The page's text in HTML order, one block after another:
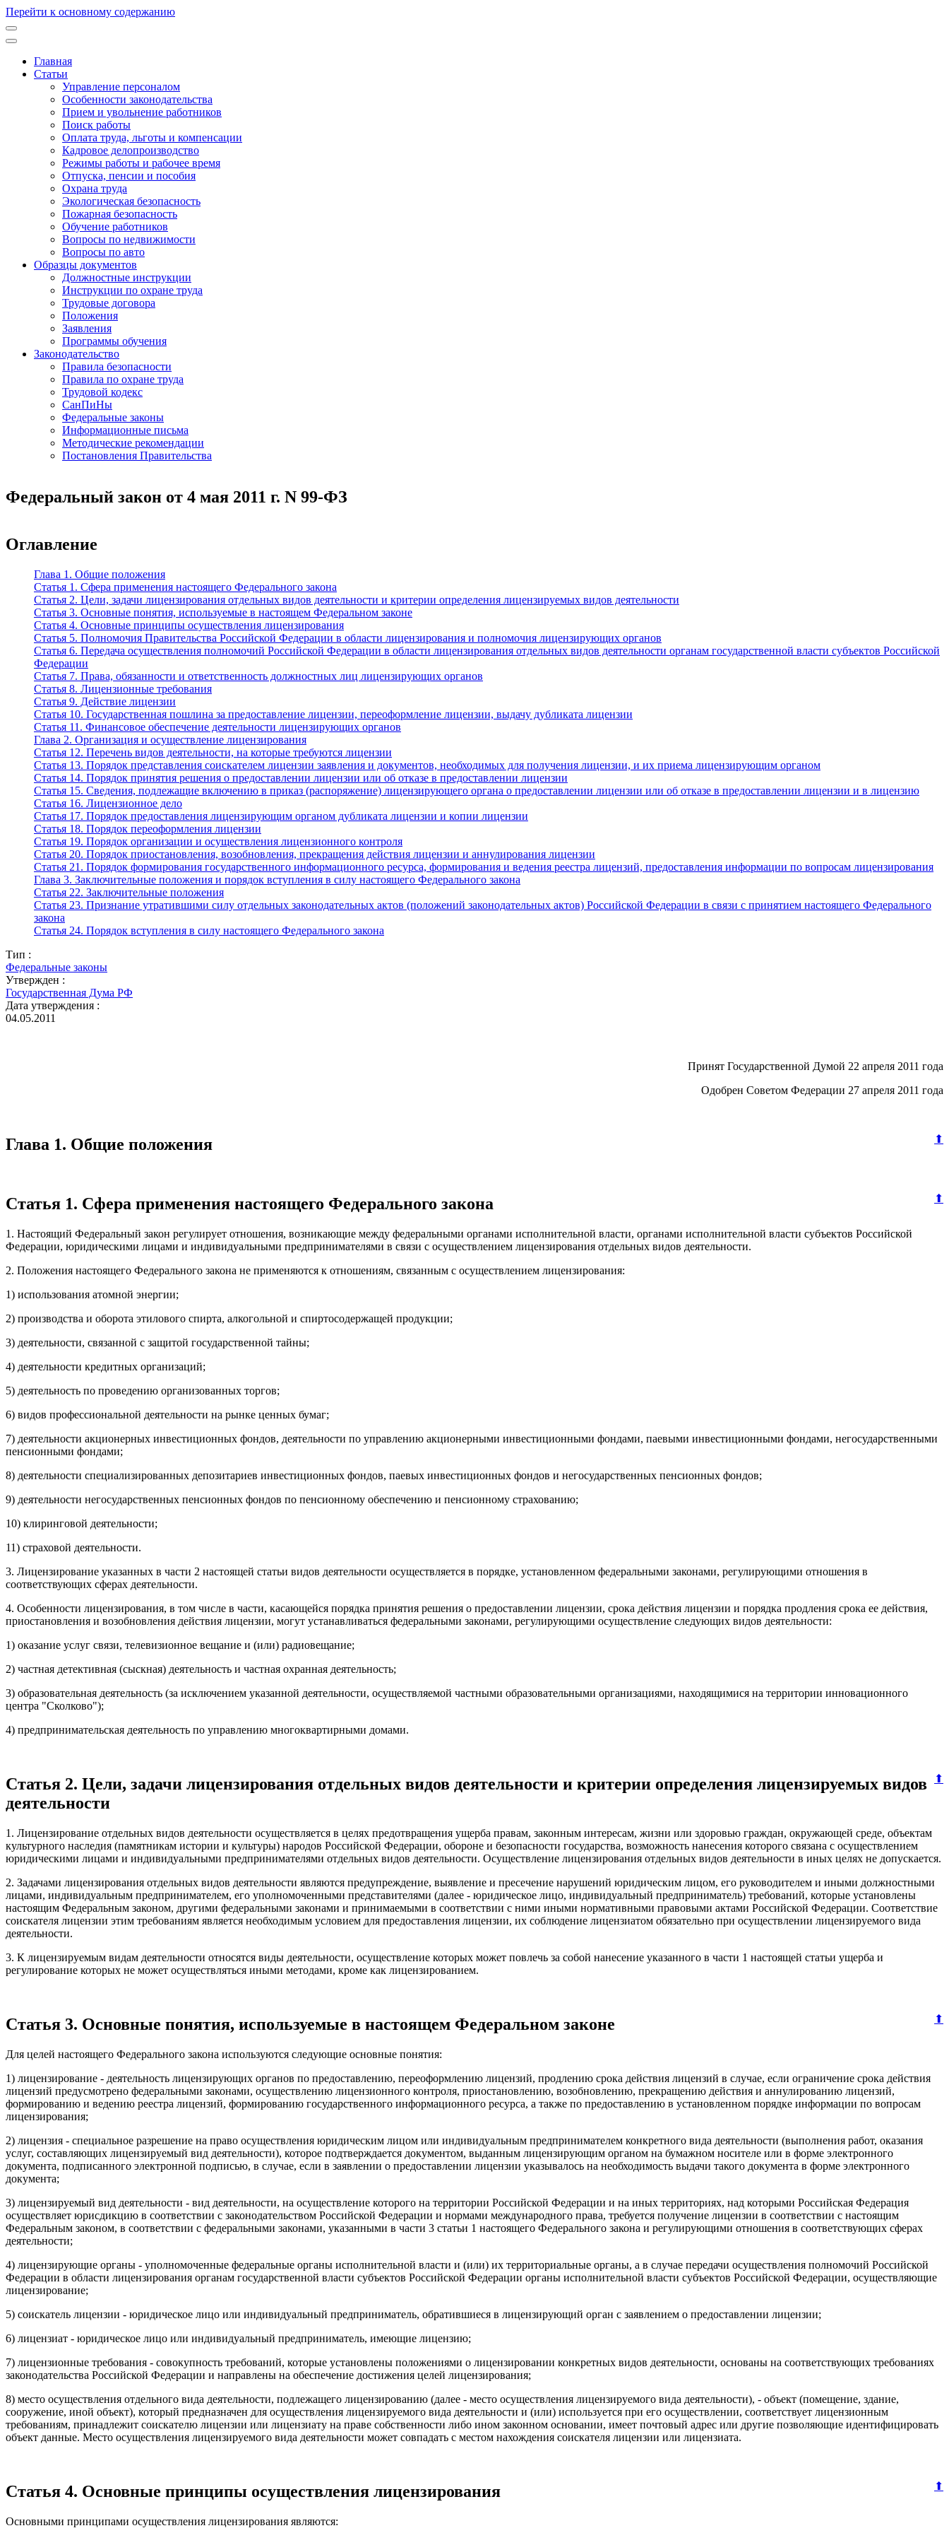
Перейти к основному содержанию
Основная
навигация
Главная
Статьи
Управление персоналом
Особенности законодательства
Прием и увольнение работников
Поиск работы
Оплата труда, льготы и компенсации
Кадровое делопроизводство
Режимы работы и рабочее время
Отпуска, пенсии и пособия
Охрана труда
Экологическая безопасность
Пожарная безопасность
Обучение работников
Вопросы по недвижимости
Вопросы по авто
Образцы документов
Должностные инструкции
Инструкции по охране труда
Трудовые договора
Положения
Заявления
Программы обучения
Законодательство
Правила безопасности
Правила по охране труда
Трудовой кодекс
СанПиНы
Федеральные законы
Информационные письма
Методические рекомендации
Постановления Правительства
Федеральный закон от 4 мая 2011 г. N 99-ФЗ
Оглавление
Глава 1. Общие положения
Статья 1. Сфера применения настоящего Федерального закона
Статья 2. Цели, задачи лицензирования отдельных видов деятельности и критерии определения лицензируемых видов деятельности
Статья 3. Основные понятия, используемые в настоящем Федеральном законе
Статья 4. Основные принципы осуществления лицензирования
Статья 5. Полномочия Правительства Российской Федерации в области лицензирования и полномочия лицензирующих органов
Статья 6. Передача осуществления полномочий Российской Федерации в области лицензирования отдельных видов деятельности органам государственной власти субъектов Российской
Федерации
Статья 7. Права, обязанности и ответственность должностных лиц лицензирующих органов
Статья 8. Лицензионные требования
Статья 9. Действие лицензии
Статья 10. Государственная пошлина за предоставление лицензии, переоформление лицензии, выдачу дубликата лицензии
Статья 11. Финансовое обеспечение деятельности лицензирующих органов
Глава 2. Организация и осуществление лицензирования
Статья 12. Перечень видов деятельности, на которые требуются лицензии
Статья 13. Порядок представления соискателем лицензии заявления и документов, необходимых для получения лицензии, и их приема лицензирующим органом
Статья 14. Порядок принятия решения о предоставлении лицензии или об отказе в предоставлении лицензии
Статья 15. Сведения, подлежащие включению в приказ (распоряжение) лицензирующего органа о предоставлении лицензии или об отказе в предоставлении лицензии и в лицензию
Статья 16. Лицензионное дело
Статья 17. Порядок предоставления лицензирующим органом дубликата лицензии и копии лицензии
Статья 18. Порядок переоформления лицензии
Статья 19. Порядок организации и осуществления лицензионного контроля
Статья 20. Порядок приостановления, возобновления, прекращения действия лицензии и аннулирования лицензии
Статья 21. Порядок формирования государственного информационного ресурса, формирования и ведения реестра лицензий, предоставления информации по вопросам лицензирования
Глава 3. Заключительные положения и порядок вступления в силу настоящего Федерального закона
Статья 22. Заключительные положения
Статья 23. Признание утратившими силу отдельных законодательных актов (положений законодательных актов) Российской Федерации в связи с принятием настоящего Федерального
закона
Статья 24. Порядок вступления в силу настоящего Федерального закона
Тип :
Федеральные законы
Утвержден :
Государственная Дума РФ
Дата утверждения :
04.05.2011
Принят Государственной Думой 22 апреля 2011 года
Одобрен Советом Федерации 27 апреля 2011 года
⬆
Глава 1. Общие положения
⬆
Статья 1. Сфера применения настоящего Федерального закона
1. Настоящий Федеральный закон регулирует отношения, возникающие между федеральными органами исполнительной власти, органами исполнительной власти субъектов Российской
Федерации, юридическими лицами и индивидуальными предпринимателями в связи с осуществлением лицензирования отдельных видов деятельности.
2. Положения настоящего Федерального закона не применяются к отношениям, связанным с осуществлением лицензирования:
1) использования атомной энергии;
2) производства и оборота этилового спирта, алкогольной и спиртосодержащей продукции;
3) деятельности, связанной с защитой государственной тайны;
4) деятельности кредитных организаций;
5) деятельность по проведению организованных торгов;
6) видов профессиональной деятельности на рынке ценных бумаг;
7) деятельности акционерных инвестиционных фондов, деятельности по управлению акционерными инвестиционными фондами, паевыми инвестиционными фондами, негосударственными
пенсионными фондами;
8) деятельности специализированных депозитариев инвестиционных фондов, паевых инвестиционных фондов и негосударственных пенсионных фондов;
9) деятельности негосударственных пенсионных фондов по пенсионному обеспечению и пенсионному страхованию;
10) клиринговой деятельности;
11) страховой деятельности.
3. Лицензирование указанных в части 2 настоящей статьи видов деятельности осуществляется в порядке, установленном федеральными законами, регулирующими отношения в
соответствующих сферах деятельности.
4. Особенности лицензирования, в том числе в части, касающейся порядка принятия решения о предоставлении лицензии, срока действия лицензии и порядка продления срока ее действия,
приостановления и возобновления действия лицензии, могут устанавливаться федеральными законами, регулирующими осуществление следующих видов деятельности:
1) оказание услуг связи, телевизионное вещание и (или) радиовещание;
2) частная детективная (сыскная) деятельность и частная охранная деятельность;
3) образовательная деятельность (за исключением указанной деятельности, осуществляемой частными образовательными организациями, находящимися на территории инновационного
центра "Сколково");
4) предпринимательская деятельность по управлению многоквартирными домами.
⬆
Статья 2. Цели, задачи лицензирования отдельных видов деятельности и критерии определения лицензируемых видов
деятельности
1. Лицензирование отдельных видов деятельности осуществляется в целях предотвращения ущерба правам, законным интересам, жизни или здоровью граждан, окружающей среде, объектам
культурного наследия (памятникам истории и культуры) народов Российской Федерации, обороне и безопасности государства, возможность нанесения которого связана с осуществлением
юридическими лицами и индивидуальными предпринимателями отдельных видов деятельности. Осуществление лицензирования отдельных видов деятельности в иных целях не допускается.
2. Задачами лицензирования отдельных видов деятельности являются предупреждение, выявление и пресечение нарушений юридическим лицом, его руководителем и иными должностными
лицами, индивидуальным предпринимателем, его уполномоченными представителями (далее - юридическое лицо, индивидуальный предприниматель) требований, которые установлены
настоящим Федеральным законом, другими федеральными законами и принимаемыми в соответствии с ними иными нормативными правовыми актами Российской Федерации. Соответствие
соискателя лицензии этим требованиям является необходимым условием для предоставления лицензии, их соблюдение лицензиатом обязательно при осуществлении лицензируемого вида
деятельности.
3. К лицензируемым видам деятельности относятся виды деятельности, осуществление которых может повлечь за собой нанесение указанного в части 1 настоящей статьи ущерба и
регулирование которых не может осуществляться иными методами, кроме как лицензированием.
⬆
Статья 3. Основные понятия, используемые в настоящем Федеральном законе
Для целей настоящего Федерального закона используются следующие основные понятия:
1) лицензирование - деятельность лицензирующих органов по предоставлению, переоформлению лицензий, продлению срока действия лицензий в случае, если ограничение срока действия
лицензий предусмотрено федеральными законами, осуществлению лицензионного контроля, приостановлению, возобновлению, прекращению действия и аннулированию лицензий,
формированию и ведению реестра лицензий, формированию государственного информационного ресурса, а также по предоставлению в установленном порядке информации по вопросам
лицензирования;
2) лицензия - специальное разрешение на право осуществления юридическим лицом или индивидуальным предпринимателем конкретного вида деятельности (выполнения работ, оказания
услуг, составляющих лицензируемый вид деятельности), которое подтверждается документом, выданным лицензирующим органом на бумажном носителе или в форме электронного
документа, подписанного электронной подписью, в случае, если в заявлении о предоставлении лицензии указывалось на необходимость выдачи такого документа в форме электронного
документа;
3) лицензируемый вид деятельности - вид деятельности, на осуществление которого на территории Российской Федерации и на иных территориях, над которыми Российская Федерация
осуществляет юрисдикцию в соответствии с законодательством Российской Федерации и нормами международного права, требуется получение лицензии в соответствии с настоящим
Федеральным законом, в соответствии с федеральными законами, указанными в части 3 статьи 1 настоящего Федерального закона и регулирующими отношения в соответствующих сферах
деятельности;
4) лицензирующие органы - уполномоченные федеральные органы исполнительной власти и (или) их территориальные органы, а в случае передачи осуществления полномочий Российской
Федерации в области лицензирования органам государственной власти субъектов Российской Федерации органы исполнительной власти субъектов Российской Федерации, осуществляющие
лицензирование;
5) соискатель лицензии - юридическое лицо или индивидуальный предприниматель, обратившиеся в лицензирующий орган с заявлением о предоставлении лицензии;
6) лицензиат - юридическое лицо или индивидуальный предприниматель, имеющие лицензию;
7) лицензионные требования - совокупность требований, которые установлены положениями о лицензировании конкретных видов деятельности, основаны на соответствующих требованиях
законодательства Российской Федерации и направлены на обеспечение достижения целей лицензирования;
8) место осуществления отдельного вида деятельности, подлежащего лицензированию (далее - место осуществления лицензируемого вида деятельности), - объект (помещение, здание,
сооружение, иной объект), который предназначен для осуществления лицензируемого вида деятельности и (или) используется при его осуществлении, соответствует лицензионным
требованиям, принадлежит соискателю лицензии или лицензиату на праве собственности либо ином законном основании, имеет почтовый адрес или другие позволяющие идентифицировать
объект данные. Место осуществления лицензируемого вида деятельности может совпадать с местом нахождения соискателя лицензии или лицензиата.
⬆
Статья 4. Основные принципы осуществления лицензирования
Основными принципами осуществления лицензирования являются: